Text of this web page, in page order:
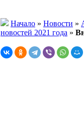
Начало » Новости »
новостей 2021 года »